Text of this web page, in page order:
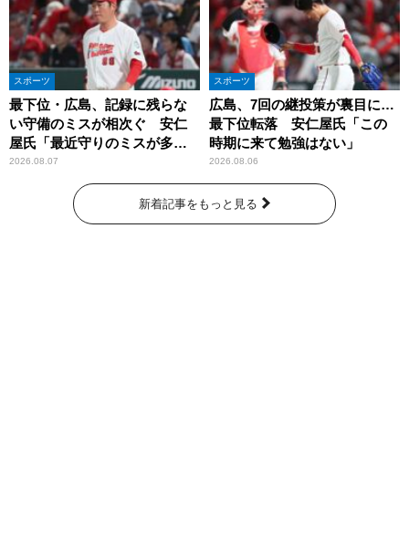
スポーツ
最下位・広島、記録に残らな
い守備のミスが相次ぐ 安仁
屋氏「最近守りのミスが多
い」
2026.08.07
スポーツ
広島、7回の継投策が裏目に…
最下位転落 安仁屋氏「この
時期に来て勉強はない」
2026.08.06
新着記事をもっと見る